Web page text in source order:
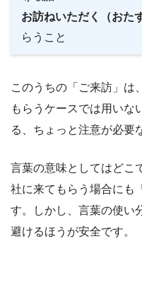
お訪ねいただく（おた
らうこと
このうちの「ご来訪」は
もらうケースでは用いな
る、ちょっと注意が必要
言葉の意味としてはどこ
社に来てもらう場合にも
す。しかし、言葉の使い
避けるほうが安全です。